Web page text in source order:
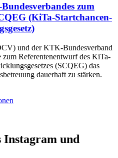
zum
(KiTa-Startchancen-
und der KTK-Bundesverband
Referentenentwurf des KiTa-
(SCQEG) das
dauerhaft zu stärken.
Instagram und